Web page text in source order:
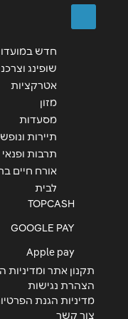
חדש
שופינג
אטרקציות
מזון
מסעדות
תיירות ונופש
תרבות ופנאי
אורח חיים
לבית
TOPCASH
GOOGLE PAY
Apple pay
תקנון אתר ומדיניות
הצהרת נגישות
מדיניות הגנת
צור קשר